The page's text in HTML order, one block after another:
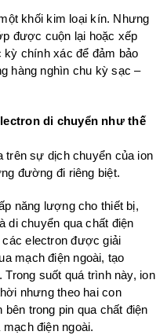
khối kim loại kín. Nhưng
được cuộn lại hoặc xếp
chính xác để đảm bảo
hàng nghìn chu kỳ sạc –
di chuyển như thế
trên sự dịch chuyển của ion
đường đi riêng biệt.
năng lượng cho thiết bị,
di chuyển qua chất điện
electron được giải
mạch điện ngoài, tạo
Trong suốt quá trình này, ion
nhưng theo hai con
trong pin qua chất điện
điện ngoài.